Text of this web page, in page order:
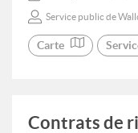
Service public de
Carte
Contrats de